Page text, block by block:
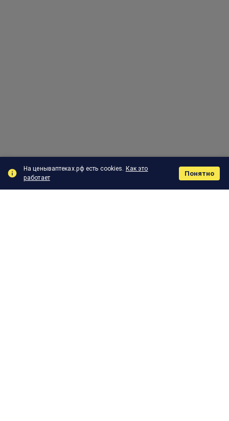
Поиск Меню
На ценываптеках.рф есть cookies. Как это
работает
Понятно